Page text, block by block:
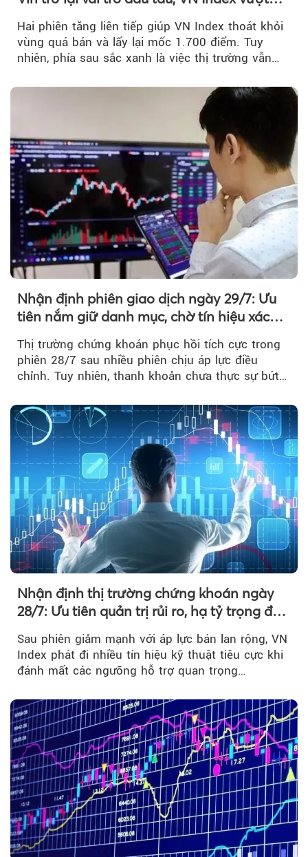
Hai phiên tăng liên tiếp giúp VN Index thoát khỏi
vùng quá bán và lấy lại mốc 1.700 điểm. Tuy
nhiên, phía sau sắc xanh là việc thị trường vẫn
tiền vẫn chưa thực sự trở lại.
Nhận định phiên giao dịch ngày 29/7: Ưu
tiên nắm giữ danh mục, chờ tín hiệu xác
Thị trường chứng khoán phục hồi tích cực trong
phiên 28/7 sau nhiều phiên chịu áp lực điều
chỉnh. Tuy nhiên, thanh khoản chưa thực sự bứt
Nhận định thị trường chứng khoán ngày
28/7: Ưu tiên quản trị rủi ro, hạ tỷ trọng đòn
Sau phiên giảm mạnh với áp lực bán lan rộng, VN
Index phát đi nhiều tín hiệu kỹ thuật tiêu cực khi
đánh mất các ngưỡng hỗ trợ quan trọng…